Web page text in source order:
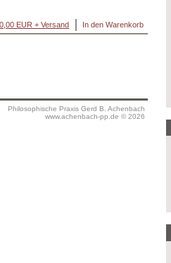
EUR + Versand
Philosophische Praxis Gerd B. Achenbach
www.achenbach-pp.de © 2026